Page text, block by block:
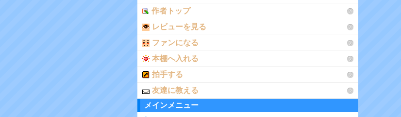
作者トップ
レビューを見る
ファンになる
本棚へ入れる
拍手する
友達に教える
メインメニュー